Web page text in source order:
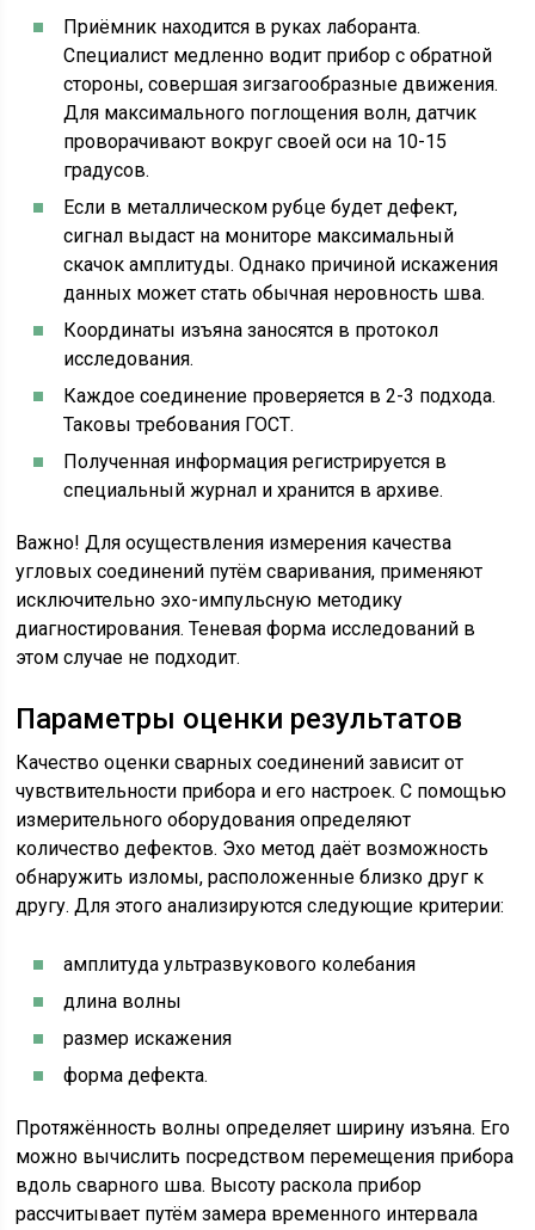
Приёмник находится в руках лаборанта.
Специалист медленно водит прибор с обратной
стороны, совершая зигзагообразные движения.
Для максимального поглощения волн, датчик
проворачивают вокруг своей оси на 10-15
градусов.
Если в металлическом рубце будет дефект,
сигнал выдаст на мониторе максимальный
скачок амплитуды. Однако причиной искажения
данных может стать обычная неровность шва.
Координаты изъяна заносятся в протокол
исследования.
Каждое соединение проверяется в 2-3 подхода.
Таковы требования ГОСТ.
Полученная информация регистрируется в
специальный журнал и хранится в архиве.
Важно! Для осуществления измерения качества
угловых соединений путём сваривания, применяют
исключительно эхо-импульсную методику
диагностирования. Теневая форма исследований в
этом случае не подходит.
Параметры оценки результатов
Качество оценки сварных соединений зависит от
чувствительности прибора и его настроек. С помощью
измерительного оборудования определяют
количество дефектов. Эхо метод даёт возможность
обнаружить изломы, расположенные близко друг к
другу. Для этого анализируются следующие критерии:
амплитуда ультразвукового колебания
длина волны
размер искажения
форма дефекта.
Протяжённость волны определяет ширину изъяна. Его
можно вычислить посредством перемещения прибора
вдоль сварного шва. Высоту раскола прибор
рассчитывает путём замера временного интервала